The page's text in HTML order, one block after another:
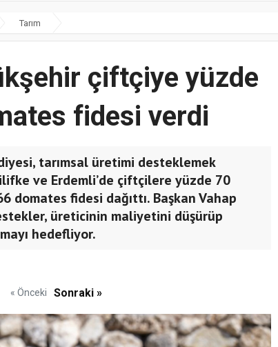
Tarım
çiftçiye yüzde
fidesi verdi
tarımsal üretimi desteklemek
ve Erdemli’de çiftçilere yüzde 70
domates fidesi dağıttı. Başkan Vahap
üreticinin maliyetini düşürüp
hedefliyor.
« Önceki Sonraki »